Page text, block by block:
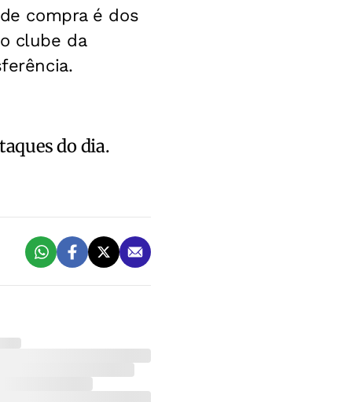
compra é dos
clube da
do dia.